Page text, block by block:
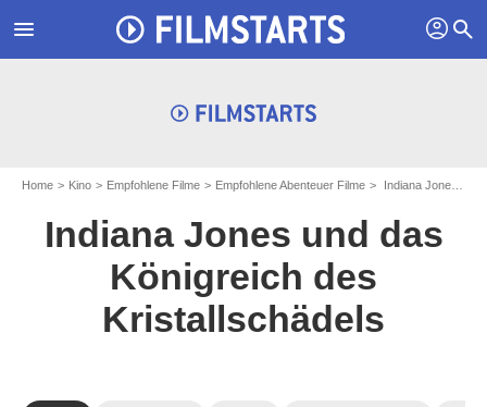
menu profil search
Home Kino Empfohlene Filme Empfohlene Abenteuer Filme Indiana Jones und das Königreich des Kristallschädels
Indiana Jones und das
Königreich des
Kristallschädels